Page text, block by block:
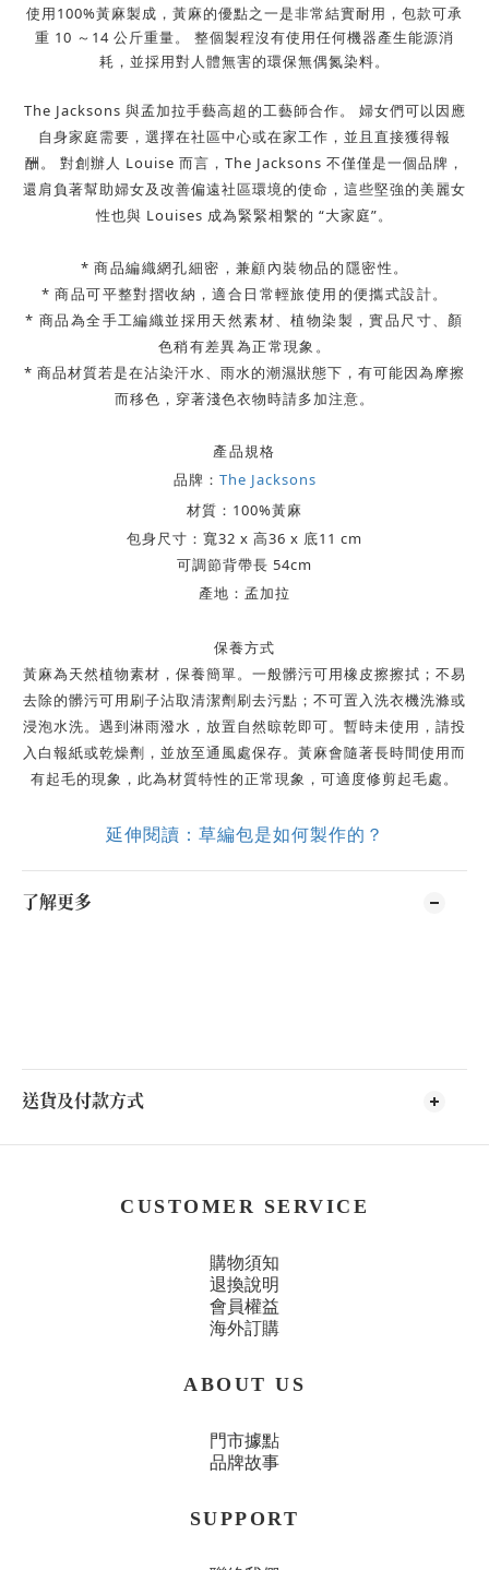
使用100%黃麻製成，黃麻的優點之一是非常結實耐用，包款可承
重 10 ～ 14 公斤重量。 整個製程沒有使用任何機器產生能源消
耗，並採用對人體無害的環保無偶氮染料。
The Jacksons 與孟加拉手藝高超的工藝師合作。
婦女們可以因應
自身家庭需要，選擇在社區中心或在家工作，並且直接獲得報
酬。
對創辦人 Louise 而言， The Jacksons 不僅僅是一個品牌，
還肩負著幫助婦女及改善偏遠社區環境的使命， 這些堅強的美麗女
性也與 Louises 成為緊緊相繫的 “大家庭”。
* 商品編織網孔細密，兼顧內裝物品的隱密性。
* 商品可平整對摺收納，適合日常輕旅使用的便攜式設計。
* 商品為全手工編織並採用天然素材、植物染製，實品尺寸、顏
色稍有差異為正常現象。
* 商品材質若是在沾染汗水、雨水的潮濕狀態下，有可能因為摩擦
而移色，穿著淺色衣物時請多加注意。
產品規格
品牌： The Jacksons
材質： 100%黃麻
包身尺寸：寬32 x 高36 x 底11 cm
可調節背帶長 54cm
產地：孟加拉
保養方式
黃麻為天然植物素材，保養簡單。一般髒污可用橡皮擦擦拭；不易
去除的髒污可用刷子沾取清潔劑刷去污點；不可置入洗衣機洗滌或
浸泡水洗。遇到淋雨潑水，放置自然晾乾即可。暫時未使用，請投
入白報紙或乾燥劑，並放至通風處保存。黃麻會隨著長時間使用而
有起毛的現象，此為材質特性的正常現象，可適度修剪起毛處。
延伸閱讀：草編包是如何製作的？
了解更多
送貨及付款方式
CUSTOMER SERVICE
購物須知
退換說明
會員權益
海外訂購
ABOUT US
門市據點
品牌故事
SUPPORT